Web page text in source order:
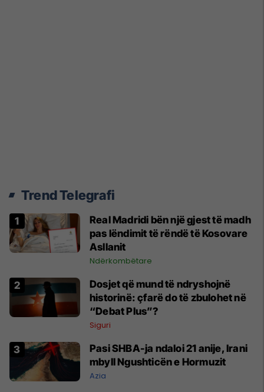
Trend Telegrafi
Real Madridi bën një gjest të madh
pas lëndimit të rëndë të Kosovare
Asllanit
Ndërkombëtare
Dosjet që mund të ndryshojnë
historinë: çfarë do të zbulohet në
“Debat Plus”?
Siguri
Pasi SHBA-ja ndaloi 21 anije, Irani
mbyll Ngushticën e Hormuzit
Azia